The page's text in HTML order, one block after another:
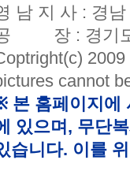
남 지 사 : 경
장 : 경기도
cannot
본 홈페이지에
있으며, 무단
습니다. 이를